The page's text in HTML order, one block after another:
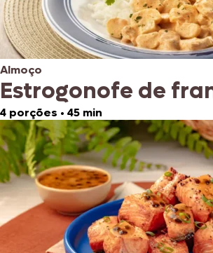
Almoço
Estrogonofe de
4 porções • 45 min